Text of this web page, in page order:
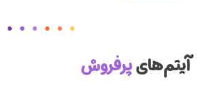
آیتم‌هایپرفروش